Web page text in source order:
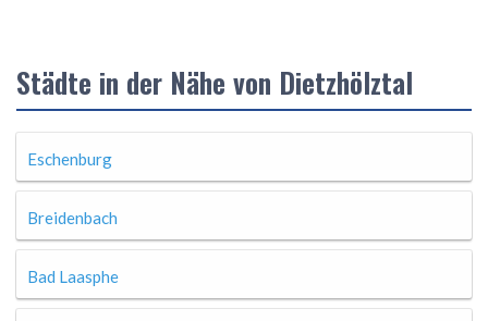
Städte in der Nähe von Dietzhölztal
Eschenburg
Breidenbach
Bad Laasphe